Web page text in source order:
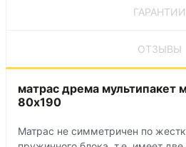
ГАРАНТИИ
ОТЗЫВЫ
матрас дрема мультипакет
80х190
Матрас не симметричен по